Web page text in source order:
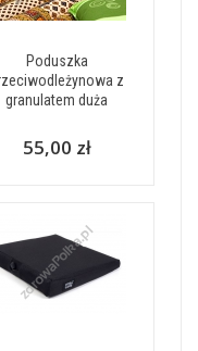
Poduszka
z
granulatem duża
55,00 zł